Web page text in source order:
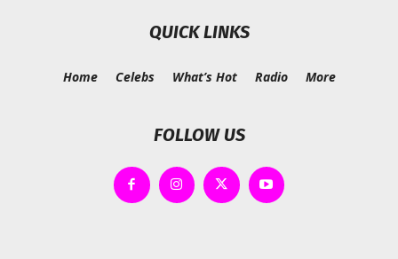
QUICK LINKS
Home Celebs What’s Hot Radio More
FOLLOW US